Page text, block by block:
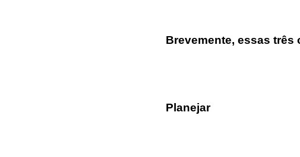
Brevemente, essas
Planejar